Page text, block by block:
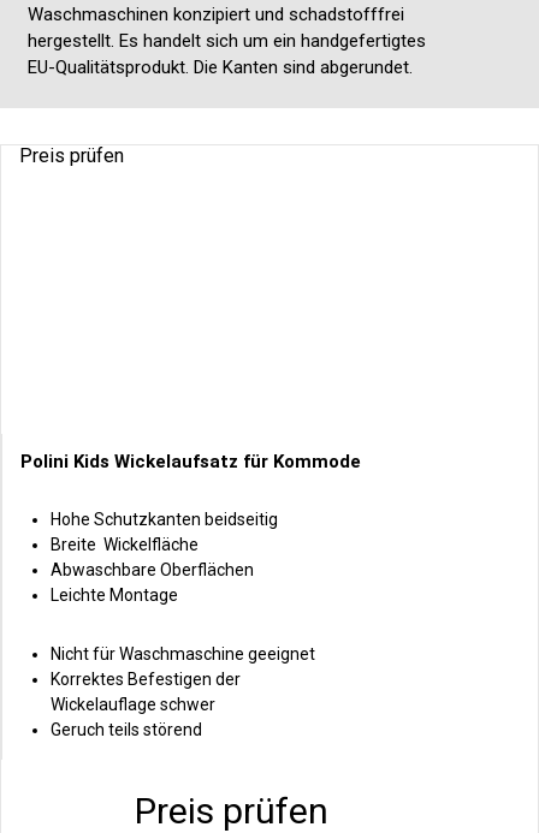
Waschmaschinen konzipiert und schadstofffrei
hergestellt. Es handelt sich um ein handgefertigtes
EU-Qualitätsprodukt. Die Kanten sind abgerundet.
Preis prüfen
Polini Kids Wickelaufsatz für Kommode
Hohe Schutzkanten beidseitig
Breite Wickelfläche
Abwaschbare Oberflächen
Leichte Montage
Nicht für Waschmaschine geeignet
Korrektes Befestigen der
Wickelauflage schwer
Geruch teils störend
Preis prüfen